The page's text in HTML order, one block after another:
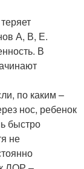
А, В, Е.
В
по каким –
нос, ребенок
быстро
не